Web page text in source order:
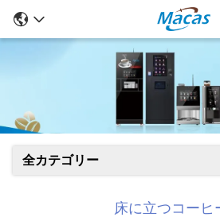
全カテゴリー
床に立つコーヒ